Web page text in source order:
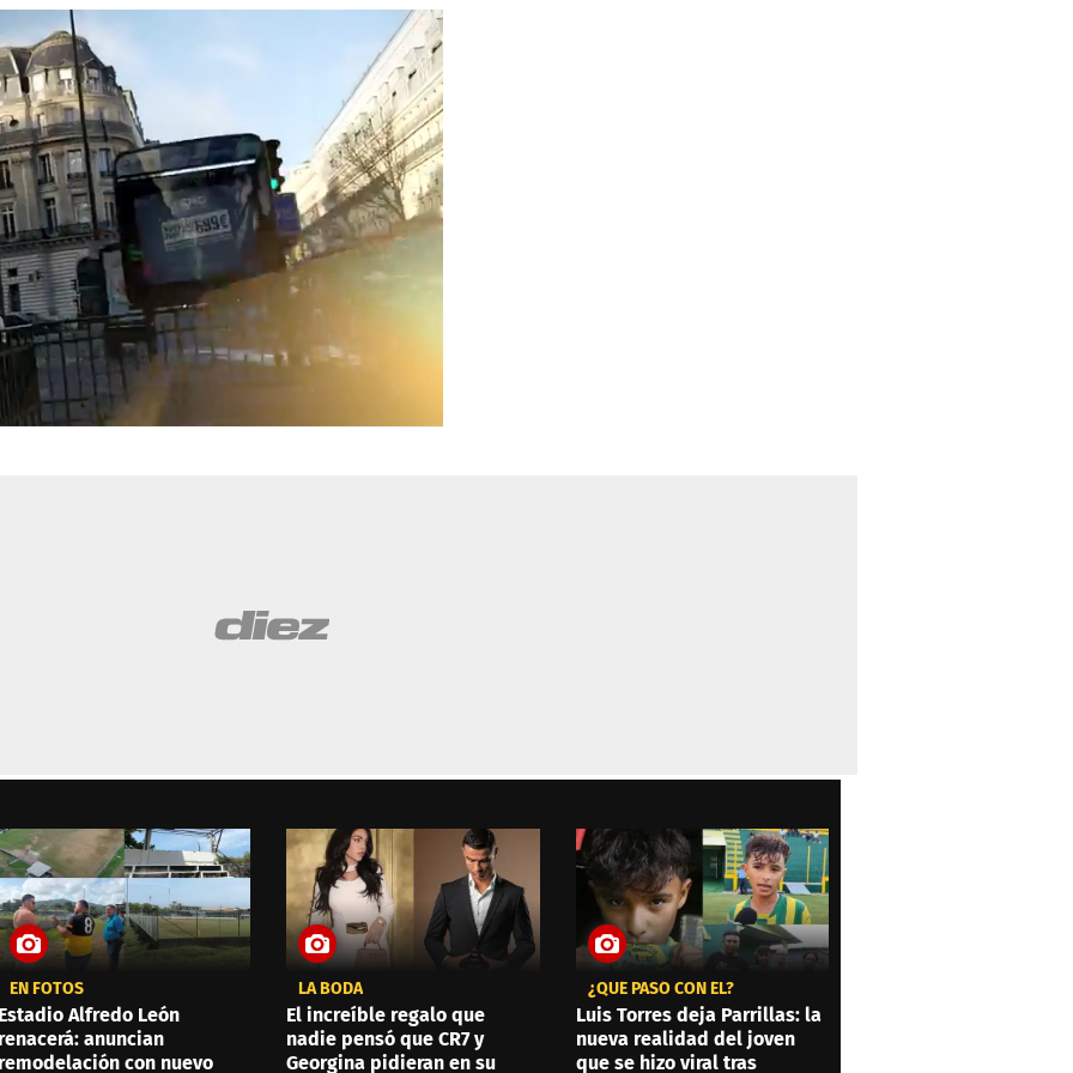
EN FOTOS
Estadio Alfredo León
renacerá: anuncian
remodelación con nuevo
LA BODA
El increíble regalo que
nadie pensó que CR7 y
Georgina pidieran en su
¿QUÉ PASÓ CON ÉL?
Luis Torres deja Parrillas: la
nueva realidad del joven
que se hizo viral tras